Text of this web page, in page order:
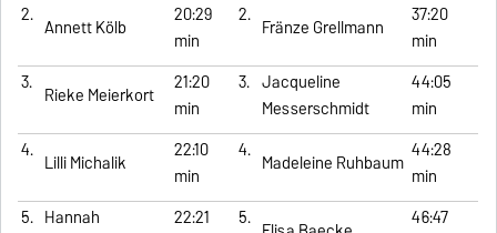
2. Annett Kölb
20:29
min
2. Fränze Grellmann
37:20
min
3. Rieke Meierkort
21:20
min
3. Jacqueline
Messerschmidt
44:05
min
4. Lilli Michalik
22:10
min
4. Madeleine Ruhbaum 44:28
min
5. Hannah
22:21
5.
46:47